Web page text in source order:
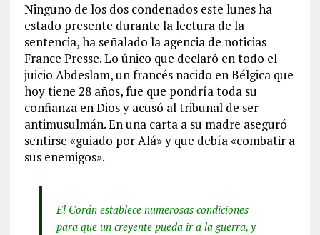
Ninguno de los dos condenados este lunes ha
estado presente durante la lectura de la
sentencia, ha señalado la agencia de noticias
France Presse. Lo único que declaró en todo el
juicio Abdeslam, un francés nacido en Bélgica que
hoy tiene 28 años, fue que pondría toda su
confianza en Dios y acusó al tribunal de ser
antimusulmán. En una carta a su madre aseguró
sentirse «guiado por Alá» y que debía «combatir a
sus enemigos».
El Corán establece numerosas condiciones
para que un creyente pueda ir a la guerra, y